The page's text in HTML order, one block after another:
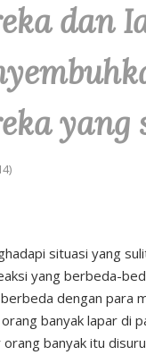
dan
yang
situasi yang
yang berbeda-
dengan para
banyak lapar di
orang banyak itu